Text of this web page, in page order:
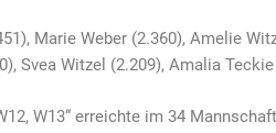
Marie Weber (2.360), Amelie
Svea Witzel (2.209), Amalia
W13“ erreichte im 34